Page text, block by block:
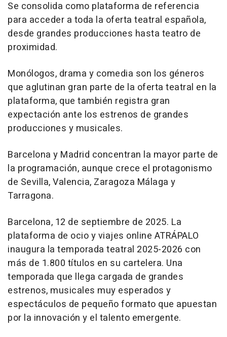
Se consolida como plataforma de referencia
para acceder a toda la oferta teatral española,
desde grandes producciones hasta teatro de
proximidad.
Monólogos, drama y comedia son los géneros
que aglutinan gran parte de la oferta teatral en la
plataforma, que también registra gran
expectación ante los estrenos de grandes
producciones y musicales.
Barcelona y Madrid concentran la mayor parte de
la programación, aunque crece el protagonismo
de Sevilla, Valencia, Zaragoza Málaga y
Tarragona.
Barcelona, 12 de septiembre de 2025. La
plataforma de ocio y viajes online ATRÁPALO
inaugura la temporada teatral 2025-2026 con
más de 1.800 títulos en su cartelera. Una
temporada que llega cargada de grandes
estrenos, musicales muy esperados y
espectáculos de pequeño formato que apuestan
por la innovación y el talento emergente.